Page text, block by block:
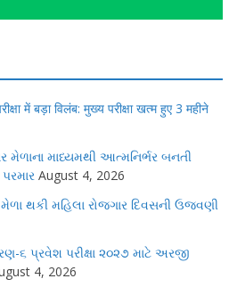
में बड़ा विलंब: मुख्य परीक्षा खत्म हुए 3 महीने
માધ્યમથી આત્મનિર્ભર બનતી
August 4, 2026
થકી મહિલા રોજગાર દિવસની ઉજવણી
૬ પ્રવેશ પરીક્ષા ૨૦૨૭ માટે અરજી
4, 2026